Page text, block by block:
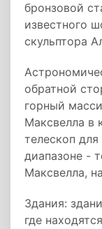
бронзовой
известного
скульптора
обратной
горный
Максвелла в
телескоп
диапазоне -
Максвелла,
Здания:
где